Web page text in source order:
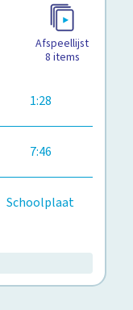
Afspeellijst
8 items
1:28
7:46
Schoolplaat